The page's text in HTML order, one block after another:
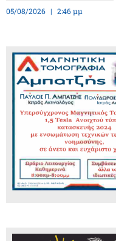
05/08/2026 2:46 μμ